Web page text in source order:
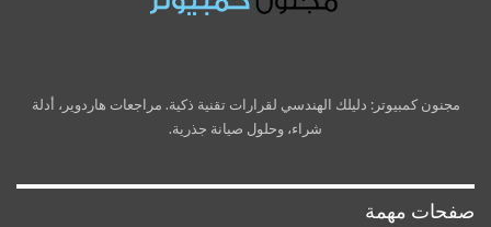
مجنون كمبيوتر: دليلك الهندسي لقرارات تقنية ذكية. مراجعات هاردوير، أدلة
شراء، وحلول صيانة جذرية.
صفحات مهمة